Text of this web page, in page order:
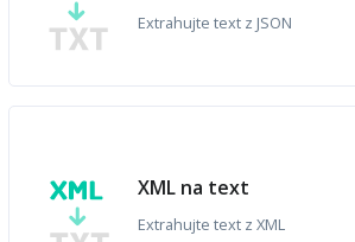
Extrahujte text z JSON
XML na text
Extrahujte text z XML